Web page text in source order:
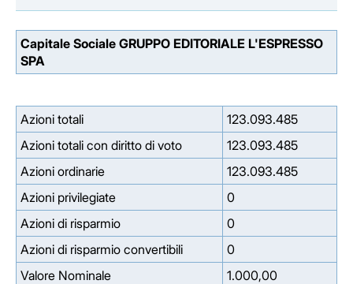
Capitale Sociale GRUPPO EDITORIALE L'ESPRESSO
SPA
Azioni totali
123.093.485
Azioni totali con diritto di voto
123.093.485
Azioni ordinarie
123.093.485
Azioni privilegiate
0
Azioni di risparmio
0
Azioni di risparmio convertibili
0
Valore Nominale
1.000,00